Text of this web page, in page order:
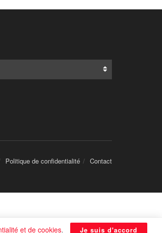
Politique de confidentialité Contact
et de cookies. Je suis d'accord